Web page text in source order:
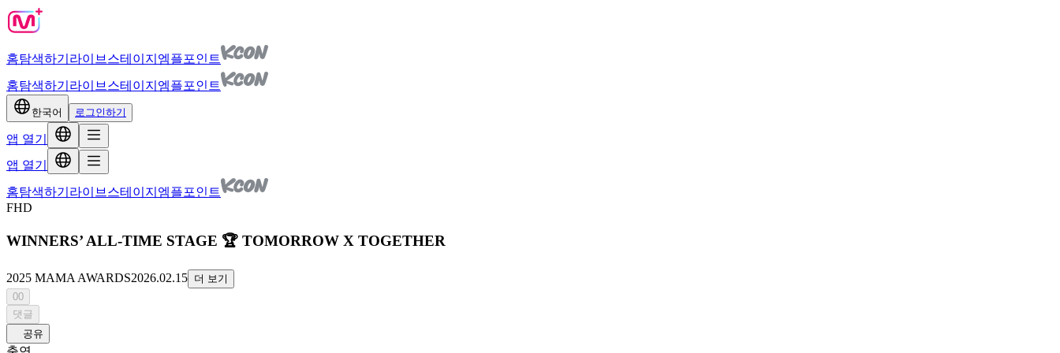
홈탐색하기 라이브 스테이지 엠플포인트
홈탐색하기 라이브 스테이지 엠플포인트
한국어 로그인하기
앱 열기
앱 열기
홈탐색하기 라이브 스테이지 엠플포인트
FHD
WINNERS’ ALL-TIME STAGE 🏆 TOMORROW X TOGETHER
2025 MAMA AWARDS2026.02.15 더 보기
00
댓글
공유